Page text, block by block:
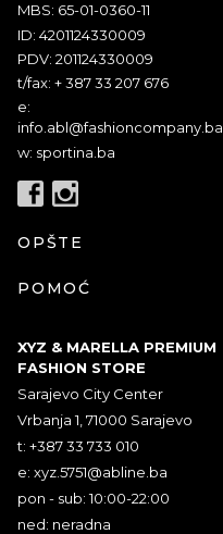
MBS: 65-01-0360-11
ID: 4201124330009
PDV: 201124330009
t/fax: + 387 33 207 676
e:
info.abl@fashioncompany.ba
w: sportina.ba
OPŠTE
POMOĆ
XYZ & MARELLA PREMIUM
FASHION STORE
Sarajevo City Center
Vrbanja 1, 71000 Sarajevo
t: +387 33 733 010
e: xyz.5751@abline.ba
pon - sub: 10:00-22:00
ned: neradna